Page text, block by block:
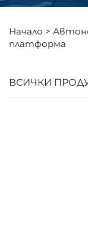
Начало >
платформа
ВСИЧКИ